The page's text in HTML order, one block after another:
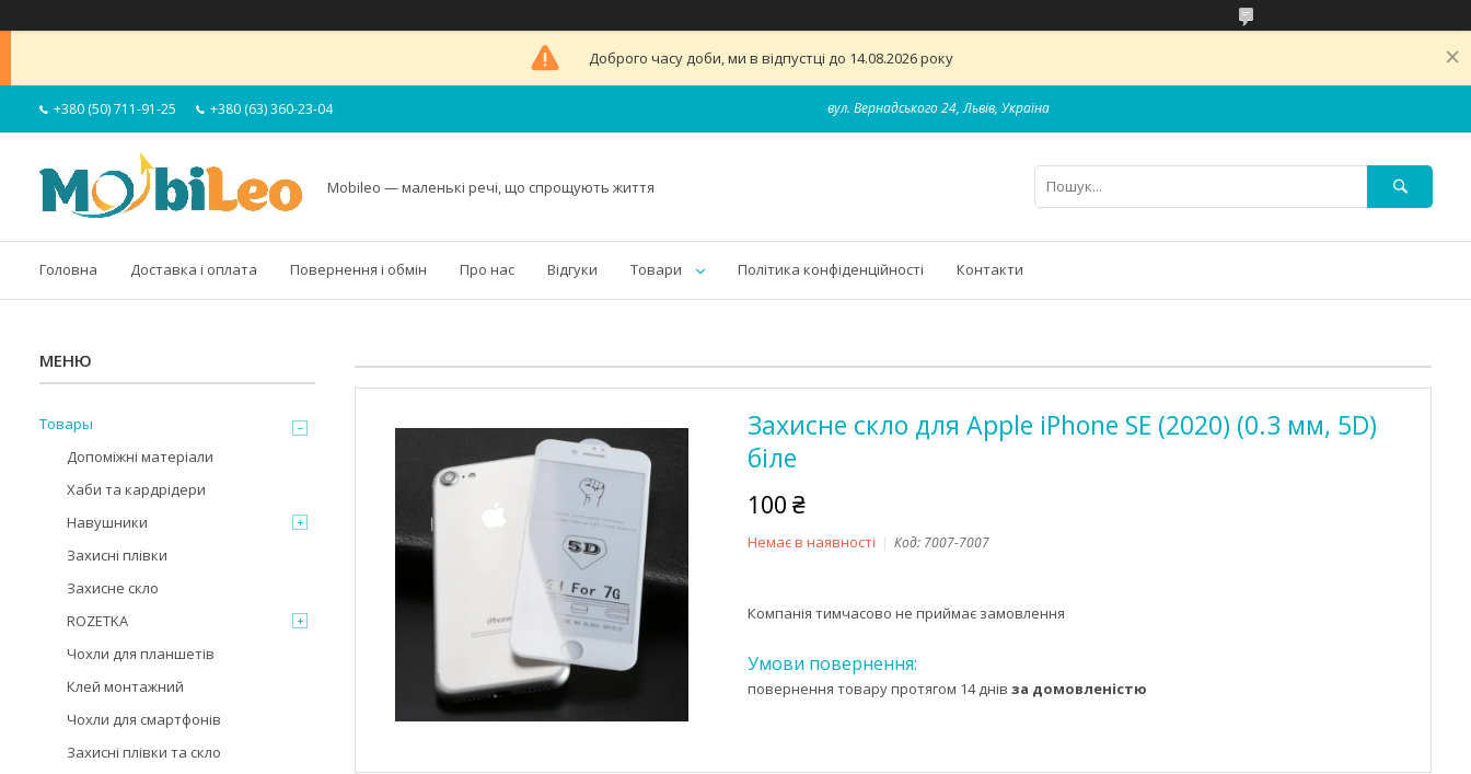
Доброго часу доби, ми в відпустці до 14.08.2026 року
+380 (50) 711-91-25 +380 (63) 360-23-04 вул. Вернадського 24, Львів, Україна
Mobileo — маленькі речі, що спрощують життя
Головна Доставка і оплата Повернення і обмін Про нас Відгуки Товари Політика конфіденційності Контакти
Захисне скло для Apple iPhone SE (2020) (0.3 мм, 5D)
біле
100 ₴
Немає в наявності Код: 7007-7007
Компанія тимчасово не приймає замовлення
повернення товару протягом 14 днів за домовленістю
Товары
Допоміжні матеріали
Хаби та кардрідери
Навушники
Захисні плівки
Захисне скло
ROZETKA
Чохли для планшетів
Клей монтажний
Чохли для смартфонів
Захисні плівки та скло